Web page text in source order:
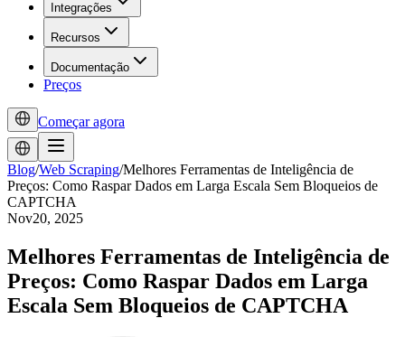
Integrações
Recursos
Documentação
Preços
Começar agora
Blog/Web Scraping/Melhores Ferramentas de Inteligência de
Preços: Como Raspar Dados em Larga Escala Sem Bloqueios de
CAPTCHA
Nov20, 2025
Melhores Ferramentas de Inteligência de
Preços: Como Raspar Dados em Larga
Escala Sem Bloqueios de CAPTCHA